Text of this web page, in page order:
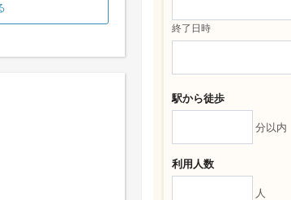
終了日時
駅から徒歩
分以内
利用人数
人